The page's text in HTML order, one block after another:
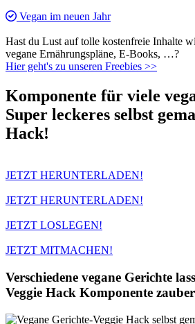
Vegan im neuen Jahr
Hast du Lust auf tolle kostenfreie Inhalte
vegane Ernährungspläne, E-Books, …?
Hier geht's zu unseren Freebies >>
Komponente für viele
Super leckeres selbst
Hack!
JETZT HERUNTERLADEN!
JETZT HERUNTERLADEN!
JETZT LOSLEGEN!
JETZT MITMACHEN!
Verschiedene vegane Gerichte
Veggie Hack Komponente